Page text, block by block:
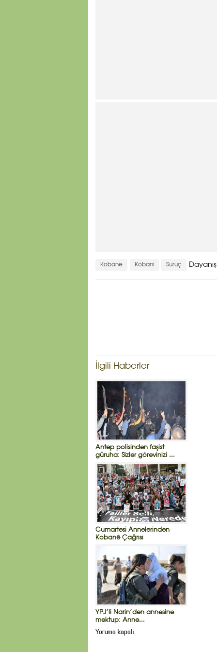
Kobane Kobani Suruç
İlgili Haberler
Antep polisinden faşist
güruha: Sizler görevinizi ...
Cumartesi Annelerinden
Kobanê Çağrısı
YPJ’li Narin’den annesine
mektup: Anne...
Yoruma kapalı